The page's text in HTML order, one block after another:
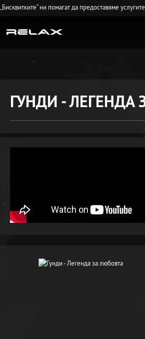
„Бисквитките“ ни помагат да предоставяме
ГУНДИ - ЛЕГЕНДА